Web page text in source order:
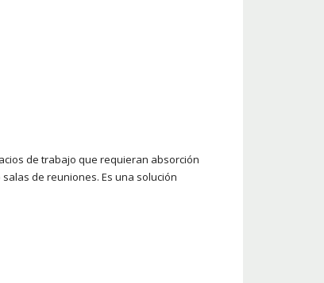
de trabajo que requieran absorción
de reuniones. Es una solución